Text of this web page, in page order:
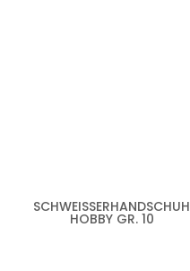
SCHWEISSERHANDSCHUH H
OBBY GR. 10